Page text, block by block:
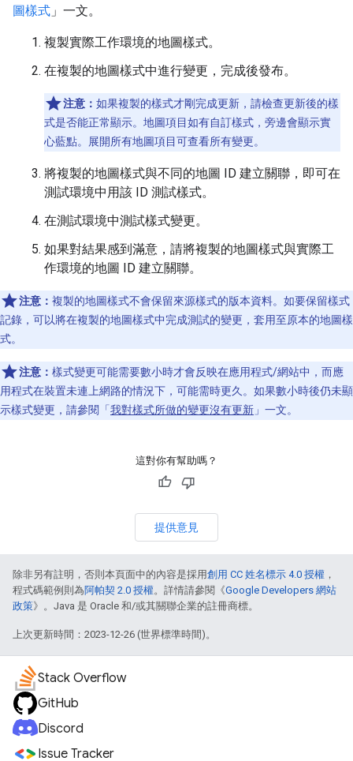
圖樣式 」一文。
複製實際工作環境的地圖樣式。
在複製的地圖樣式中進行變更，完成後發布。
注意： 如果複製的樣式才剛完成更新，請檢查更新後的樣
式是否能正常顯示。地圖項目如有自訂樣式，旁邊會顯示實
心藍點。展開所有地圖項目可查看所有變更。
將複製的地圖樣式與不同的地圖 ID 建立關聯，即可在
測試環境中用該 ID 測試樣式。
在測試環境中測試樣式變更。
如果對結果感到滿意，請將複製的地圖樣式與實際工
作環境的地圖 ID 建立關聯。
注意： 複製的地圖樣式不會保留來源樣式的版本資料。如要保留樣式
記錄，可以將在複製的地圖樣式中完成測試的變更，套用至原本的地圖樣
式。
注意： 樣式變更可能需要數小時才會反映在應用程式/網站中，而應
用程式在裝置未連上網路的情況下，可能需時更久。如果數小時後仍未顯
示樣式變更，請參閱「 我對樣式所做的變更沒有更新 」一文。
這對你有幫助嗎？
提供意見
除非另有註明，否則本頁面中的內容是採用創用 CC 姓名標示 4.0 授權 ，
程式碼範例則為阿帕契 2.0 授權。詳情請參閱《Google Developers 網站
政策》。Java 是 Oracle 和/或其關聯企業的註冊商標。
上次更新時間：2023-12-26 (世界標準時間)。
Stack Overflow
GitHub
Discord
Issue Tracker